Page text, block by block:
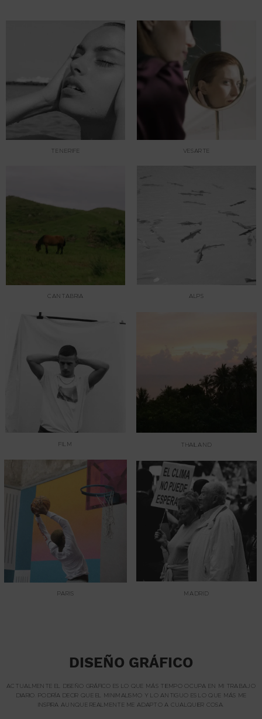
TENERIFE VESARTE
CANTABRIA ALPS
FILM THAILAND
PARIS MADRID
DISEÑO GRÁFICO
ACTUALMENTE EL DISEÑO GRÁFICO ES LO QUE MÁS TIEMPO OCUPA EN MI TRABAJO
DIARIO. PODRÍA DECIR QUE EL MINIMALISMO Y LO ANTIGUO ES LO QUE MÁS ME
INSPIRA AUNQUE REALMENTE ME ADAPTO A CUALQUIER COSA.